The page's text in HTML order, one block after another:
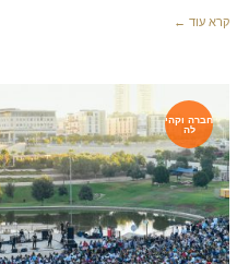
קרא עוד ←
חברה וקהי
לה